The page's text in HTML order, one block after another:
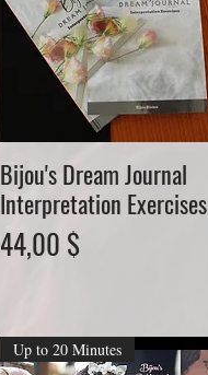
Schnellansicht
Bijou's Dream Journal
Interpretation Exercises
Preis
44,00 $
Up to 20 Minutes